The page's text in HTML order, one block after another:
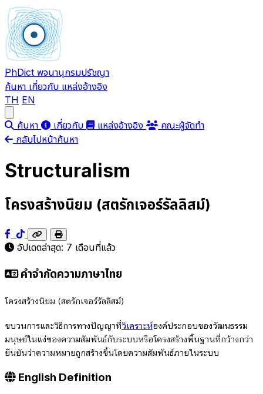
PhDict พจนานุกรมปรัชญา
ค้นหา เกี่ยวกับ แหล่งอ้างอิง
TH EN
ค้นหา เกี่ยวกับ แหล่งอ้างอิง
คณะผู้จัดทำ
กลับไปหน้าค้นหา
Structuralism
โครงสร้างนิยม (สตรักเจอร์รัลลิสม์)
อัปเดตล่าสุด: 7 เดือนที่แล้ว
คำจำกัดความภาษาไทย
โครงสร้างนิยม (สตรักเจอร์รัลลิสม์)
ขบวนการและวิธีการทางปัญญาที่วิเคราะห์องค์ประกอบของวัฒนธรรม
มนุษย์ในแง่ของความสัมพันธ์กับระบบหรือโครงสร้างพื้นฐานที่กว้างกว่า
ยืนยันว่าความหมายถูกสร้างขึ้นโดยความสัมพันธ์ภายในระบบ
English Definition